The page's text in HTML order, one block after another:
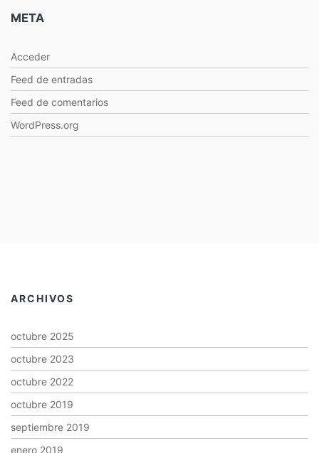
META
Acceder
Feed de entradas
Feed de comentarios
WordPress.org
ARCHIVOS
octubre 2025
octubre 2023
octubre 2022
octubre 2019
septiembre 2019
enero 2019